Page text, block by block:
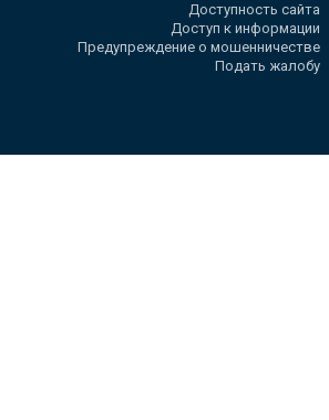
Доступность сайта
Доступ к информации
Предупреждение о мошенничестве
Подать жалобу